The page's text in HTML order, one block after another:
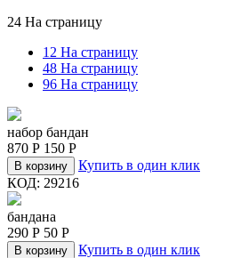
24 На страницу
12 На страницу
48 На страницу
96 На страницу
набор бандан
870 Р 150 Р
В корзину
Купить в один клик
КОД: 29216
бандана
290 Р 50 Р
В корзину
Купить в один клик